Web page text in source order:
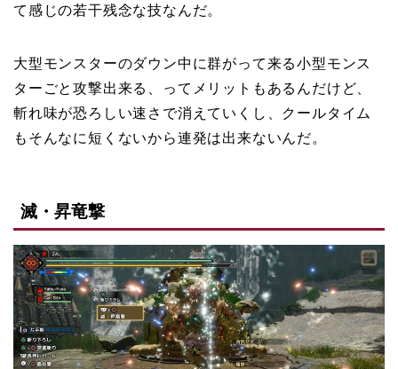
て感じの若干残念な技なんだ。
大型モンスターのダウン中に群がって来る小型モンス
ターごと攻撃出来る、ってメリットもあるんだけど、
斬れ味が恐ろしい速さで消えていくし、クールタイム
もそんなに短くないから連発は出来ないんだ。
滅・昇竜撃